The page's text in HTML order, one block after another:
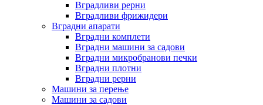
Вградливи рерни
Вградливи фрижидери
Вградни апарати
Вградни комплети
Вградни машини за садови
Вградни микробранови печки
Вградни плотни
Вградни рерни
Машини за перење
Машини за садови